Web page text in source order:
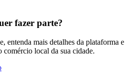
fazer parte?
entenda mais detalhes da plataforma e
comércio local da sua cidade.